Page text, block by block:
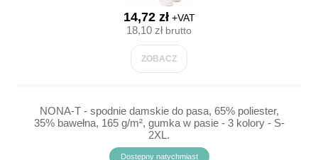
14,72 zł+VAT
18,10 złbrutto
ZOBACZ
NONA-T - spodnie damskie do pasa, 65% poliester,
35% bawełna, 165 g/m², gumka w pasie - 3 kolory - S-
2XL.
Dostępny natychmiast